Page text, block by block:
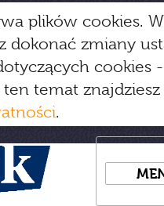
plików cookies.
dokonać zmiany
cookies
temat
.